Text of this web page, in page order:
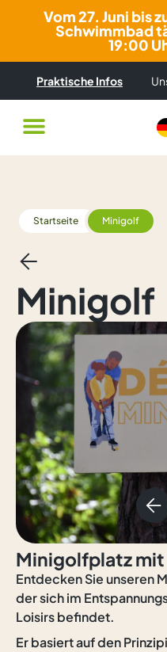
Vom 27. Juni bis
Schwimmbad
19:00
Praktische Infos
Startseite Minigolf
Minigolf
Minigolfplatz mit
Entdecken Sie unseren
der sich im
Loisirs befindet.
Er basiert auf den